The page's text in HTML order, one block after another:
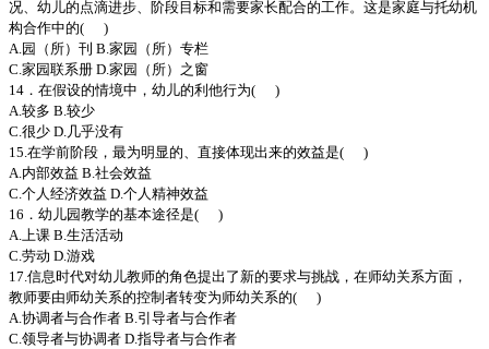
况、幼儿的点滴进步、阶段目标和需要家长配合的工作。这是家庭与托幼机
构合作中的( )
A.园（所）刊 B.家园（所）专栏
C.家园联系册 D.家园（所）之窗
14．在假设的情境中，幼儿的利他行为( )
A.较多 B.较少
C.很少 D.几乎没有
15.在学前阶段，最为明显的、直接体现出来的效益是( )
A.内部效益 B.社会效益
C.个人经济效益 D.个人精神效益
16．幼儿园教学的基本途径是( )
A.上课 B.生活活动
C.劳动 D.游戏
17.信息时代对幼儿教师的角色提出了新的要求与挑战，在师幼关系方面，
教师要由师幼关系的控制者转变为师幼关系的( )
A.协调者与合作者 B.引导者与合作者
C.领导者与协调者 D.指导者与合作者